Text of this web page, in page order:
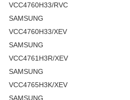
VCC4760H33/RVC
SAMSUNG
VCC4760H33/XEV
SAMSUNG
VCC4761H3R/XEV
SAMSUNG
VCC4765H3K/XEV
SAMSUNG